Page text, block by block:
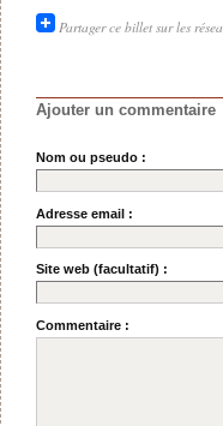
Partager ce billet sur les
Ajouter un commentaire
Nom ou pseudo :
Adresse email :
Site web (facultatif) :
Commentaire :